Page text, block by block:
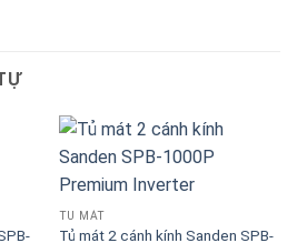
TỦ MÁT
Tủ mát 2 cánh kính Sanden SPB-